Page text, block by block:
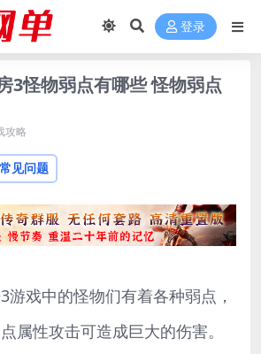
登录
3怪物弱点有哪些 怪物弱点
攻略
常见问题
游戏中的怪物们有着各种弱点，
属性攻击可造成巨大的伤害。